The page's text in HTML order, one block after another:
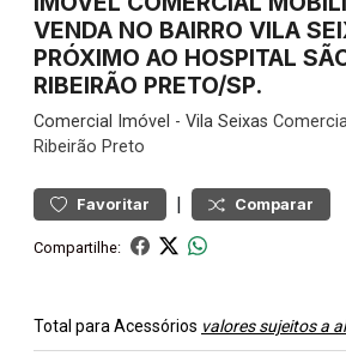
VENDA NO BAIRRO VILA
PRÓXIMO AO HOSPITAL
RIBEIRÃO PRETO/SP.
Comercial Imóvel - Vila Seixas
Ribeirão Preto
Favoritar | Comparar
Compartilhe:
Total para Acessórios valores sujeitos a